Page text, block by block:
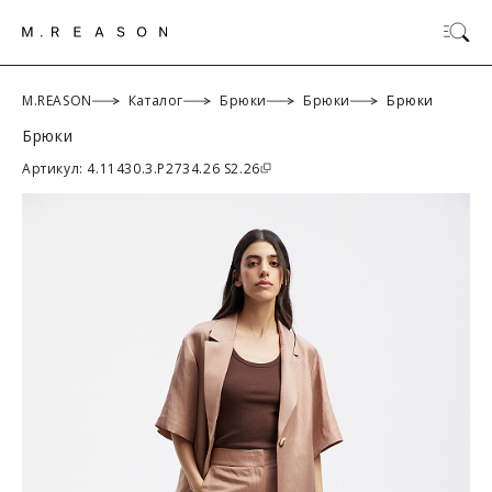
M.REASON Каталог Брюки Брюки Брюки
Брюки
Артикул: 4.11430.3.P2734.26 S2.26